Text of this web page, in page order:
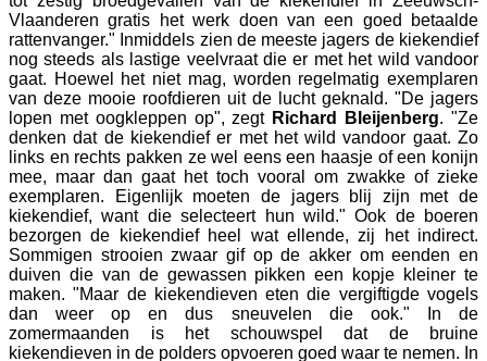
Vlaanderen gratis het werk doen van een goed betaalde
rattenvanger." Inmiddels zien de meeste jagers de kiekendief
nog steeds als lastige veelvraat die er met het wild vandoor
gaat. Hoewel het niet mag, worden regelmatig exemplaren
van deze mooie roofdieren uit de lucht geknald. "De jagers
lopen met oogkleppen op", zegt Richard Bleijenberg. "Ze
denken dat de kiekendief er met het wild vandoor gaat. Zo
links en rechts pakken ze wel eens een haasje of een konijn
mee, maar dan gaat het toch vooral om zwakke of zieke
exemplaren. Eigenlijk moeten de jagers blij zijn met de
kiekendief, want die selecteert hun wild." Ook de boeren
bezorgen de kiekendief heel wat ellende, zij het indirect.
Sommigen strooien zwaar gif op de akker om eenden en
duiven die van de gewassen pikken een kopje kleiner te
maken. "Maar de kiekendieven eten die vergiftigde vogels
dan weer op en dus sneuvelen die ook." In de
zomermaanden is het schouwspel dat de bruine
kiekendieven in de polders opvoeren goed waar te nemen. In